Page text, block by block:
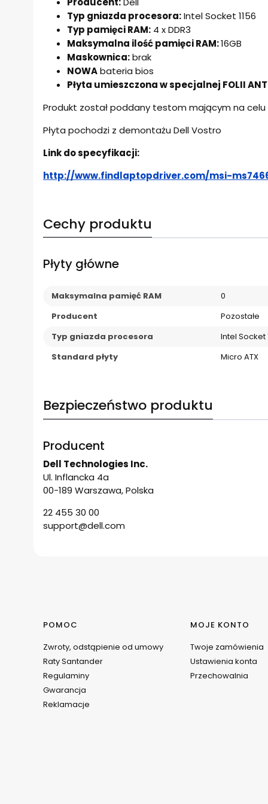
Typ gniazda procesora:Intel Socket 1156
Typ pamięci RAM: 4 x DDR3
Maksymalna ilość pamięci RAM:16GB
Maskownica:brak
NOWAbateria bios
Płyta umieszczona w specjalnej FOLII
Produkt został poddany testom mającym na celu
Płyta pochodzi z demontażu Dell Vostro
Link do specyfikacji:
http://www.findlaptopdriver.com/msi-
Cechy produktu
Płyty główne
Maksymalna pamięć RAM
0
Producent
Pozostałe
Typ gniazda procesora
Intel Socket
Standard płyty
Micro ATX
Bezpieczeństwo produktu
Producent
Dell Technologies Inc.
Ul. Inflancka 4a
00-189 Warszawa, Polska
22 455 30 00
support@dell.com
Linki w stopce
POMOC
Zwroty, odstąpienie od umowy
Raty Santander
Regulaminy
Gwarancja
Reklamacje
MOJE KONTO
Twoje zamówienia
Ustawienia konta
Przechowalnia